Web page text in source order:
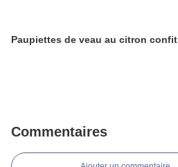
Paupiettes de veau au citron confit
Commentaires